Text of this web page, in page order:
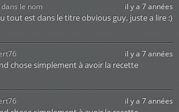
il y a 7 années
tout est dans le titre obvious guy, juste a lire :)
le nom
il y a 7 années
chose simplement à avoir la recette
il y a 7 années